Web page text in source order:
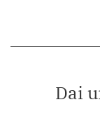
Dai